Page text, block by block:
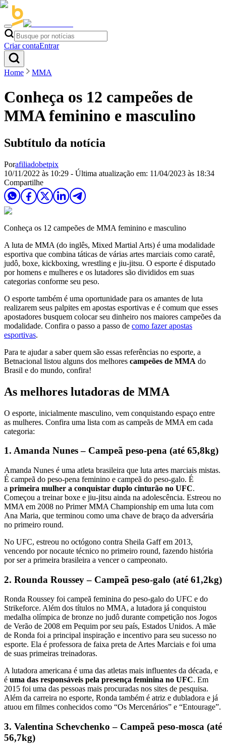
Criar contaEntrar
Home MMA
Conheça os 12 campeões de
MMA feminino e masculino
Subtítulo da notícia
Porafiliadobetpix
10/11/2022 às 10:29 - Última atualização em: 11/04/2023 às 18:34
Compartilhe
Conheça os 12 campeões de MMA feminino e masculino
A luta de MMA (do inglês, Mixed Martial Arts) é uma modalidade
esportiva que combina táticas de várias artes marciais como caratê,
judô, boxe, kickboxing, wrestling e jiu-jitsu. O esporte é disputado
por homens e mulheres e os lutadores são divididos em suas
categorias conforme seu peso.
O esporte também é uma oportunidade para os amantes de luta
realizarem seus palpites em apostas esportivas e é comum que esses
apostadores busquem colocar seu dinheiro nos maiores campeões da
modalidade. Confira o passo a passo de como fazer apostas
esportivas.
Para te ajudar a saber quem são essas referências no esporte, a
Betnacional listou alguns dos melhores campeões de MMA do
Brasil e do mundo, confira!
As melhores lutadoras de MMA
O esporte, inicialmente masculino, vem conquistando espaço entre
as mulheres. Confira uma lista com as campeãs de MMA em cada
categoria:
1. Amanda Nunes – Campeã peso-pena (até 65,8kg)
Amanda Nunes é uma atleta brasileira que luta artes marciais mistas.
É campeã do peso-pena feminino e campeã do peso-galo. É
a primeira mulher a conquistar duplo cinturão no UFC.
Começou a treinar boxe e jiu-jitsu ainda na adolescência. Estreou no
MMA em 2008 no Primer MMA Championship em uma luta com
Ana Maria, que terminou como uma chave de braço da adversária
no primeiro round.
No UFC, estreou no octógono contra Sheila Gaff em 2013,
vencendo por nocaute técnico no primeiro round, fazendo história
por ser a primeira brasileira a vencer o campeonato.
2. Rounda Roussey – Campeã peso-galo (até 61,2kg)
Ronda Roussey foi campeã feminina do peso-galo do UFC e do
Strikeforce. Além dos títulos no MMA, a lutadora já conquistou
medalha olímpica de bronze no judô durante competição nos Jogos
de Verão de 2008 em Pequim por seu país, Estados Unidos. A mãe
de Ronda foi a principal inspiração e incentivo para seu sucesso no
esporte. Ela é professora de faixa preta de Artes Marciais e foi uma
de suas primeiras treinadoras.
A lutadora americana é uma das atletas mais influentes da década, e
é uma das responsáveis pela presença feminina no UFC. Em
2015 foi uma das pessoas mais procuradas nos sites de pesquisa.
Além da carreira no esporte, Ronda também é atriz e dubladora e já
atuou em filmes conhecidos como “Os Mercenários” e “Entourage”.
3. Valentina Schevchenko – Campeã peso-mosca (até
56,7kg)